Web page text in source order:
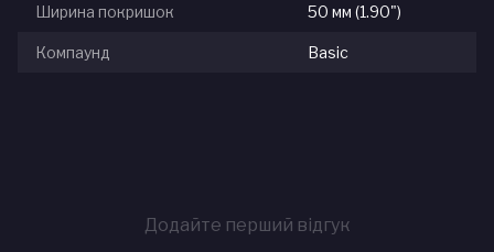
Ширина покришок 50 мм (1.90")
Компаунд Basic
Додайте перший відгук